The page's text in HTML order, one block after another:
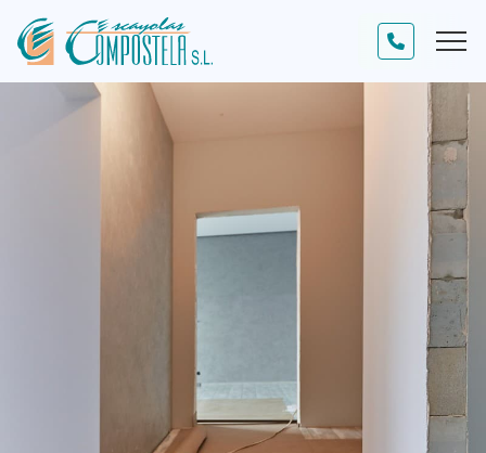
Soluciones de decoración
Trabajos artesanales de escayola
Construcciones en seco